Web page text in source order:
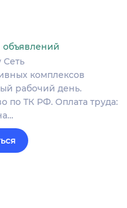
Сеть
комплексов
рабочий день.
по ТК РФ. Оплата труда: